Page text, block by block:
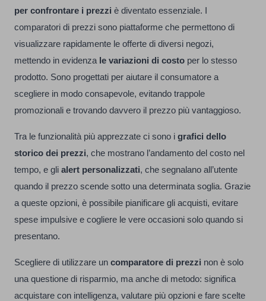
per confrontare i prezzi è diventato essenziale. I
comparatori di prezzi sono piattaforme che permettono di
visualizzare rapidamente le offerte di diversi negozi,
mettendo in evidenza le variazioni di costo per lo stesso
prodotto. Sono progettati per aiutare il consumatore a
scegliere in modo consapevole, evitando trappole
promozionali e trovando davvero il prezzo più vantaggioso.
Tra le funzionalità più apprezzate ci sono i grafici dello
storico dei prezzi, che mostrano l’andamento del costo nel
tempo, e gli alert personalizzati, che segnalano all’utente
quando il prezzo scende sotto una determinata soglia. Grazie
a queste opzioni, è possibile pianificare gli acquisti, evitare
spese impulsive e cogliere le vere occasioni solo quando si
presentano.
Scegliere di utilizzare un comparatore di prezzi non è solo
una questione di risparmio, ma anche di metodo: significa
acquistare con intelligenza, valutare più opzioni e fare scelte